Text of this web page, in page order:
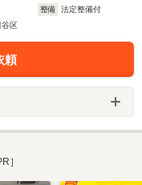
整備
法定整備付
谷区
頼
］